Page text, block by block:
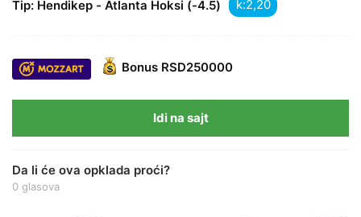
Tip: Hendikep - Atlanta Hoksi (-4.5) k:
Bonus RSD250000
Idi na sajt
Da li će ova opklada proći?
0 glasova